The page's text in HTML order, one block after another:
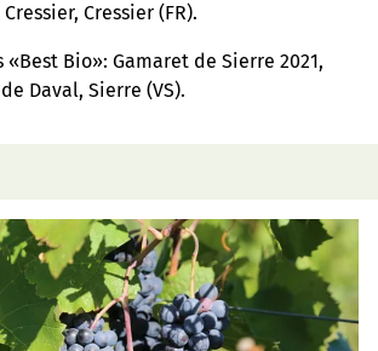
Cressier (FR).
Bio»: Gamaret de Sierre 2021,
Daval, Sierre (VS).